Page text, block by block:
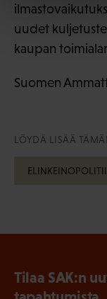
uudet
kaupan
Suomen
LÖYDÄ LISÄÄ
Tilaa SAK:n